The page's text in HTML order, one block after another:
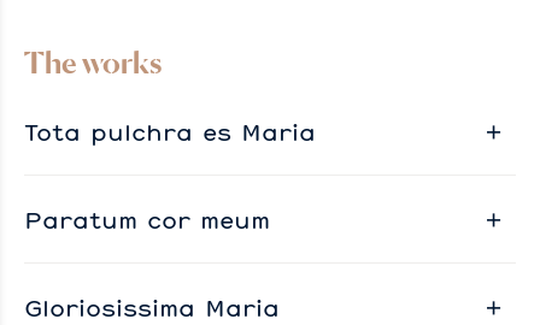
The works
Tota pulchra es Maria
Paratum cor meum
Gloriosissima Maria